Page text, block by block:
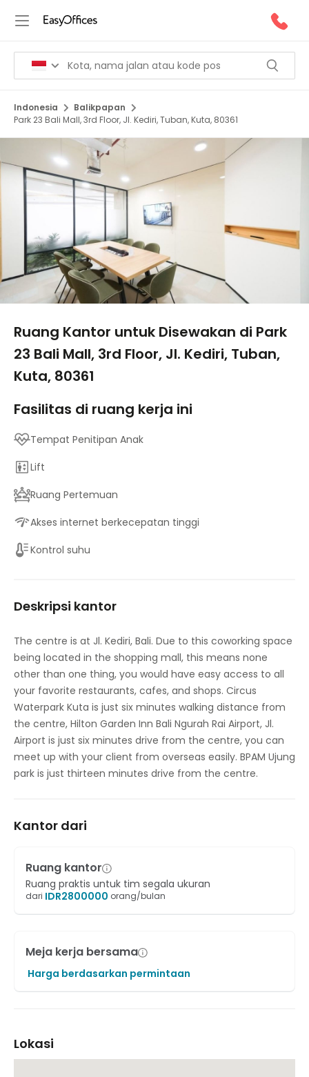
Indonesia
Balikpapan
Park 23 Bali Mall, 3rd Floor, Jl. Kediri, Tuban, Kuta, 80361
Ruang Kantor untuk Disewakan di Park
23 Bali Mall, 3rd Floor, Jl. Kediri, Tuban,
Kuta, 80361
Fasilitas di ruang kerja ini
Tempat Penitipan Anak
Lift
Ruang Pertemuan
Akses internet berkecepatan tinggi
Kontrol suhu
Deskripsi kantor
The centre is at Jl. Kediri, Bali. Due to this coworking space
being located in the shopping mall, this means none
other than one thing, you would have easy access to all
your favorite restaurants, cafes, and shops. Circus
Waterpark Kuta is just six minutes walking distance from
the centre, Hilton Garden Inn Bali Ngurah Rai Airport, Jl.
Airport is just six minutes drive from the centre, you can
meet up with your client from overseas easily. BPAM Ujung
park is just thirteen minutes drive from the centre.
Kantor dari
Ruang kantor
Ruang praktis untuk tim segala ukuran
dari IDR2800000 orang/bulan
Meja kerja bersama
Harga berdasarkan permintaan
Lokasi